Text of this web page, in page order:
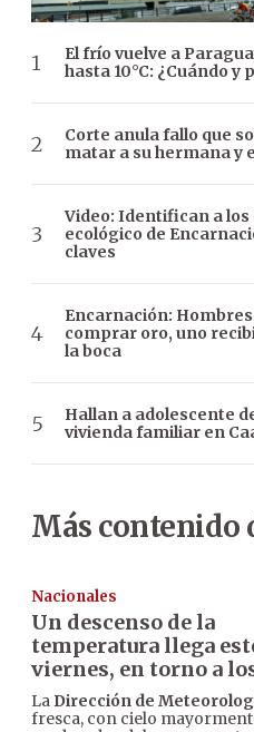
El frío vuelve a
hasta 10°C: ¿Cuándo
Corte anula fallo que
matar a su hermana y
Video: Identifican a
ecológico de
claves
Encarnación:
comprar oro, uno
la boca
Hallan a adolescente
vivienda familiar en
Más contenido
Nacionales
Un descenso de la
temperatura llega
viernes, en torno a los
La Dirección de
fresca, con cielo